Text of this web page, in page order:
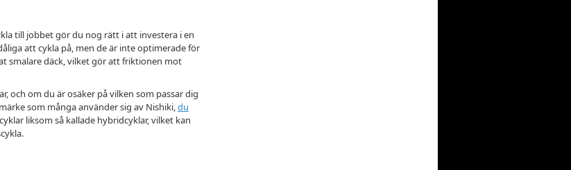
till jobbet gör du nog rätt i att investera i en
att cykla på, men de är inte optimerade för
smalare däck, vilket gör att friktionen mot
och om du är osäker på vilken som passar dig
som många använder sig av Nishiki,du
liksom så kallade hybridcyklar, vilket kan